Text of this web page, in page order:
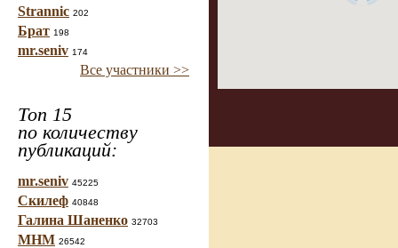
Strannic 202
Брат 198
mr.seniv 174
Все участники >>
Топ 15
по количеству
публикаций:
mr.seniv 45225
Скилеф 40848
Галина Шаненко 32703
МНМ 26542